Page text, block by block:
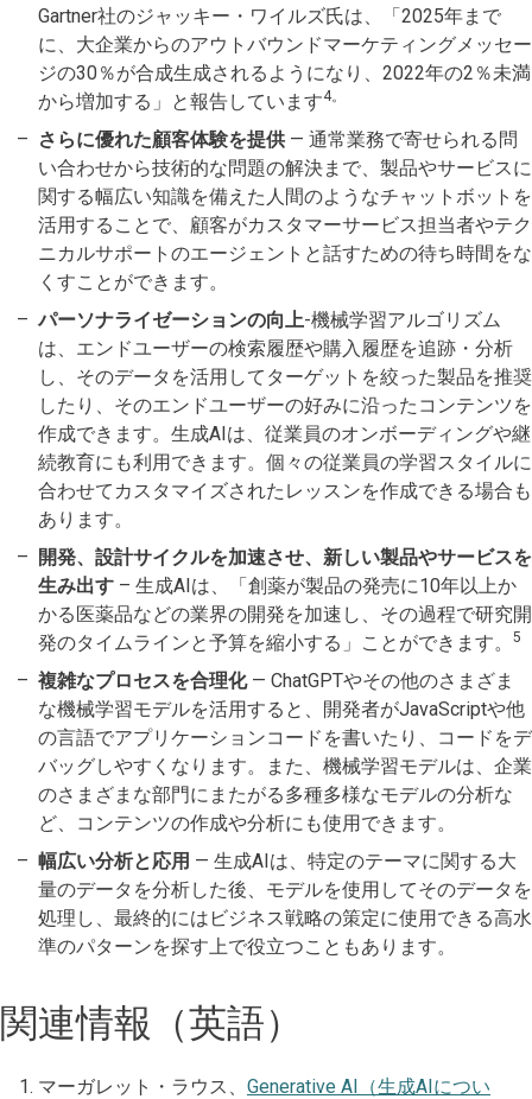
Gartner社のジャッキー・ワイルズ氏は、「2025年まで
に、大企業からのアウトバウンドマーケティングメッセー
ジの30％が合成生成されるようになり、2022年の2％未満
から増加する」と報告しています4。
さらに優れた顧客体験を提供 — 通常業務で寄せられる問
い合わせから技術的な問題の解決まで、製品やサービスに
関する幅広い知識を備えた人間のようなチャットボットを
活用することで、顧客がカスタマーサービス担当者やテク
ニカルサポートのエージェントと話すための待ち時間をな
くすことができます。
パーソナライゼーションの向上-機械学習アルゴリズム
は、エンドユーザーの検索履歴や購入履歴を追跡・分析
し、そのデータを活用してターゲットを絞った製品を推奨
したり、そのエンドユーザーの好みに沿ったコンテンツを
作成できます。生成AIは、従業員のオンボーディングや継
続教育にも利用できます。個々の従業員の学習スタイルに
合わせてカスタマイズされたレッスンを作成できる場合も
あります。
開発、設計サイクルを加速させ、新しい製品やサービスを
生み出す – 生成AIは、「創薬が製品の発売に10年以上か
かる医薬品などの業界の開発を加速し、その過程で研究開
発のタイムラインと予算を縮小する」ことができます。
5
複雑なプロセスを合理化— ChatGPTやその他のさまざま
な機械学習モデルを活用すると、開発者がJavaScriptや他
の言語でアプリケーションコードを書いたり、コードをデ
バッグしやすくなります。また、機械学習モデルは、企業
のさまざまな部門にまたがる多種多様なモデルの分析な
ど、コンテンツの作成や分析にも使用できます。
幅広い分析と応用 — 生成AIは、特定のテーマに関する大
量のデータを分析した後、モデルを使用してそのデータを
処理し、最終的にはビジネス戦略の策定に使用できる高水
準のパターンを探す上で役立つこともあります。
関連情報（英語）
マーガレット・ラウス、 Generative AI（生成AIについ